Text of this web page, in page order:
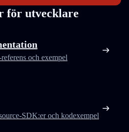
för utvecklare
och exempel
SDK:er och kodexempel